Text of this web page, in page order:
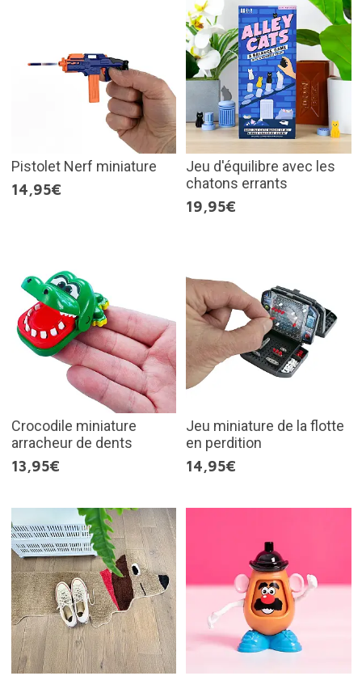
Pistolet Nerf miniature
14,95€
Jeu d'équilibre avec les
chatons errants
19,95€
Crocodile miniature
arracheur de dents
13,95€
Jeu miniature de la flotte
en perdition
14,95€